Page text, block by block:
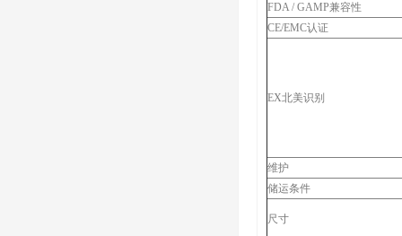
FDA / GAMP兼容性
CE/EMC认证
EX北美识别
维护
储运条件
尺寸